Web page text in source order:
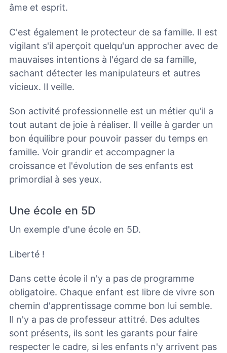
âme et esprit.
C'est également le protecteur de sa famille. Il est
vigilant s'il aperçoit quelqu'un approcher avec de
mauvaises intentions à l'égard de sa famille,
sachant détecter les manipulateurs et autres
vicieux. Il veille.
Son activité professionnelle est un métier qu'il a
tout autant de joie à réaliser. Il veille à garder un
bon équilibre pour pouvoir passer du temps en
famille. Voir grandir et accompagner la
croissance et l'évolution de ses enfants est
primordial à ses yeux.
Une école en 5D
Un exemple d'une école en 5D.
Liberté !
Dans cette école il n'y a pas de programme
obligatoire. Chaque enfant est libre de vivre son
chemin d'apprentissage comme bon lui semble.
Il n'y a pas de professeur attitré. Des adultes
sont présents, ils sont les garants pour faire
respecter le cadre, si les enfants n'y arrivent pas